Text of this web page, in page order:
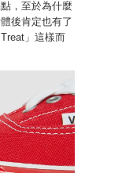
，至於為什麼
後肯定也有了
」這樣而